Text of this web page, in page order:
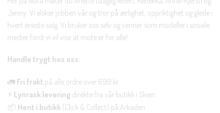
Jenny. Vi elsker jobben vår og tror på ærlighet, oppriktighet og glede i
hvert eneste salg. Vi bruker oss selv og venner som modeller i sosiale
medier fordi vi vil vise at mote er for alle!
Handle trygt hos oss:
🚛 Fri frakt på alle ordre over 699 kr.
⚡ Lynrask levering direkte fra vår butikk i Skien.
📦 Hent i butikk (Click & Collect) på Arkaden.